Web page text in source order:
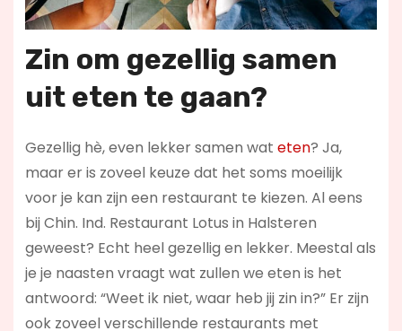
Zin om gezellig samen
uit eten te gaan?
Gezellig hè, even lekker samen wat eten? Ja,
maar er is zoveel keuze dat het soms moeilijk
voor je kan zijn een restaurant te kiezen. Al eens
bij Chin. Ind. Restaurant Lotus in Halsteren
geweest? Echt heel gezellig en lekker. Meestal als
je je naasten vraagt wat zullen we eten is het
antwoord: “Weet ik niet, waar heb jij zin in?” Er zijn
ook zoveel verschillende restaurants met